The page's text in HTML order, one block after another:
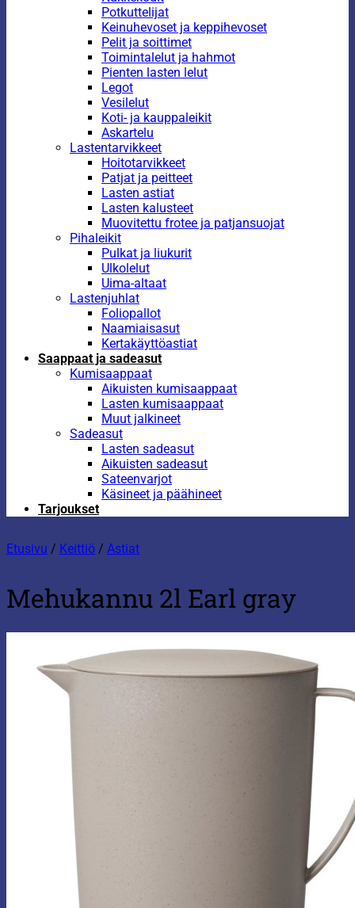
Potkuttelijat
Keinuhevoset ja keppihevoset
Pelit ja soittimet
Toimintalelut ja hahmot
Pienten lasten lelut
Legot
Vesilelut
Koti- ja kauppaleikit
Askartelu
Lastentarvikkeet
Hoitotarvikkeet
Patjat ja peitteet
Lasten astiat
Lasten kalusteet
Muovitettu frotee ja patjansuojat
Pihaleikit
Pulkat ja liukurit
Ulkolelut
Uima-altaat
Lastenjuhlat
Foliopallot
Naamiaisasut
Kertakäyttöastiat
Saappaat ja sadeasut
Kumisaappaat
Aikuisten kumisaappaat
Lasten kumisaappaat
Muut jalkineet
Sadeasut
Lasten sadeasut
Aikuisten sadeasut
Sateenvarjot
Käsineet ja päähineet
Tarjoukset
Etusivu / Keittiö / Astiat
Mehukannu 2l Earl gray